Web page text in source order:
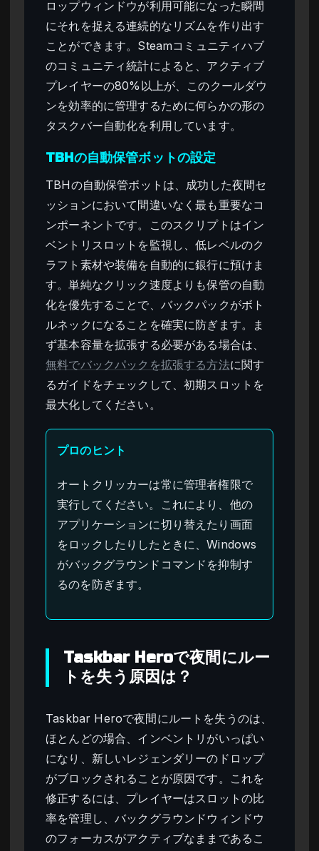
ロップウィンドウが利用可能になった瞬間
にそれを捉える連続的なリズムを作り出す
ことができます。Steamコミュニティハブ
のコミュニティ統計によると、アクティブ
プレイヤーの80%以上が、このクールダウ
ンを効率的に管理するために何らかの形の
タスクバー自動化を利用しています。
TBHの自動保管ボットの設定
TBHの自動保管ボットは、成功した夜間セ
ッションにおいて間違いなく最も重要なコ
ンポーネントです。このスクリプトはイン
ベントリスロットを監視し、低レベルのク
ラフト素材や装備を自動的に銀行に預けま
す。単純なクリック速度よりも保管の自動
化を優先することで、バックパックがボト
ルネックになることを確実に防ぎます。ま
ず基本容量を拡張する必要がある場合は、
無料でバックパックを拡張する方法に関す
るガイドをチェックして、初期スロットを
最大化してください。
プロのヒント
オートクリッカーは常に管理者権限で
実行してください。これにより、他の
アプリケーションに切り替えたり画面
をロックしたりしたときに、Windows
がバックグラウンドコマンドを抑制す
るのを防ぎます。
Taskbar Heroで夜間にルー
トを失う原因は？
Taskbar Heroで夜間にルートを失うのは、
ほとんどの場合、インベントリがいっぱい
になり、新しいレジェンダリーのドロップ
がブロックされることが原因です。これを
修正するには、プレイヤーはスロットの比
率を管理し、バックグラウンドウィンドウ
のフォーカスがアクティブなままであるこ